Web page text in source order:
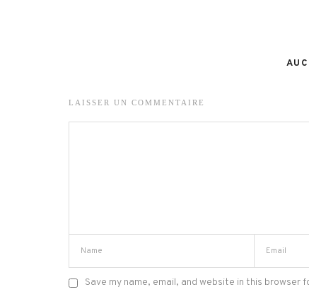
LAISSER UN COMMENTAIRE
Save my name, email, and website in this browser